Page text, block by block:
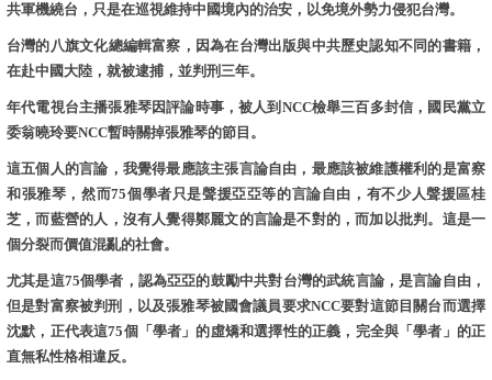
共軍機繞台，只是在巡視維持中國境內的治安，以免境外勢力侵犯台灣。
台灣的八旗文化總編輯富察，因為在台灣出版與中共歷史認知不同的書籍，
在赴中國大陸，就被逮捕，並判刑三年。
年代電視台主播張雅琴因評論時事，被人到NCC檢舉三百多封信，國民黨立
委翁曉玲要NCC暫時關掉張雅琴的節目。
這五個人的言論，我覺得最應該主張言論自由，最應該被維護權利的是富察
和張雅琴，然而75個學者只是聲援亞亞等的言論自由，有不少人聲援區桂
芝，而藍營的人，沒有人覺得鄭麗文的言論是不對的，而加以批判。這是一
個分裂而價值混亂的社會。
尤其是這75個學者，認為亞亞的鼓勵中共對台灣的武統言論，是言論自由，
但是對富察被判刑，以及張雅琴被國會議員要求NCC要對這節目關台而選擇
沈默，正代表這75個「學者」的虛矯和選擇性的正義，完全與「學者」的正
直無私性格相違反。